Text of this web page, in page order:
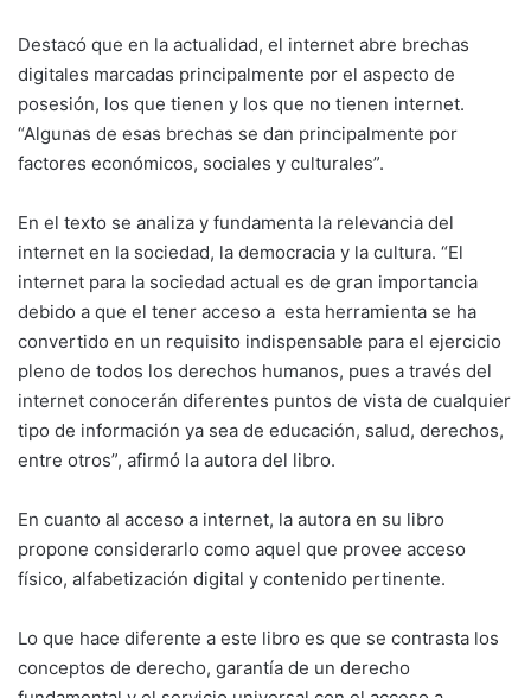
Destacó que en la actualidad, el internet abre brechas
digitales marcadas principalmente por el aspecto de
posesión, los que tienen y los que no tienen internet.
“Algunas de esas brechas se dan principalmente por
factores económicos, sociales y culturales”.
En el texto se analiza y fundamenta la relevancia del
internet en la sociedad, la democracia y la cultura. “El
internet para la sociedad actual es de gran importancia
debido a que el tener acceso a esta herramienta se ha
convertido en un requisito indispensable para el ejercicio
pleno de todos los derechos humanos, pues a través del
internet conocerán diferentes puntos de vista de cualquier
tipo de información ya sea de educación, salud, derechos,
entre otros”, afirmó la autora del libro.
En cuanto al acceso a internet, la autora en su libro
propone considerarlo como aquel que provee acceso
físico, alfabetización digital y contenido pertinente.
Lo que hace diferente a este libro es que se contrasta los
conceptos de derecho, garantía de un derecho